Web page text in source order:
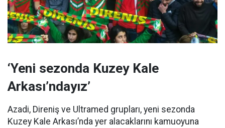
‘Yeni sezonda Kuzey Kale
Arkası’ndayız’
Azadi, Direniş ve Ultramed grupları, yeni sezonda
Kuzey Kale Arkası’nda yer alacaklarını kamuoyuna